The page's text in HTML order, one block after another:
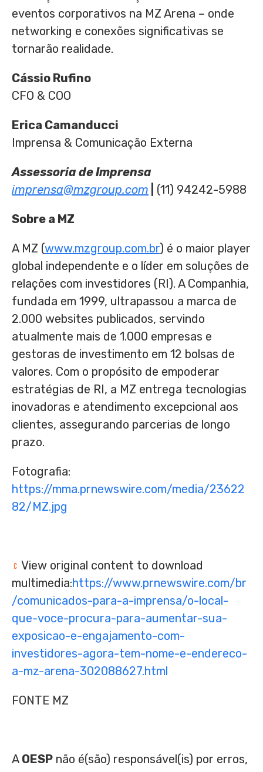
eventos corporativos na MZ Arena – onde
networking e conexões significativas se
tornarão realidade.
Cássio Rufino
CFO & COO
Erica Camanducci
Imprensa & Comunicação Externa
Assessoria de Imprensa
imprensa@mzgroup.com
(11) 94242-5988
Sobre a MZ
A MZ (www.mzgroup.com.br) é o maior player
global independente e o líder em soluções de
relações com investidores (RI). A Companhia,
fundada em 1999, ultrapassou a marca de
2.000 websites publicados, servindo
atualmente mais de 1.000 empresas e
gestoras de investimento em 12 bolsas de
valores. Com o propósito de empoderar
estratégias de RI, a MZ entrega tecnologias
inovadoras e atendimento excepcional aos
clientes, assegurando parcerias de longo
prazo.
Fotografia:
https://mma.prnewswire.com/media/23622
82/MZ.jpg
View original content to download
multimedia:https://www.prnewswire.com/br
/comunicados-para-a-imprensa/o-local-
que-voce-procura-para-aumentar-sua-
exposicao-e-engajamento-com-
investidores-agora-tem-nome-e-endereco-
a-mz-arena-302088627.html
FONTE MZ
A OESP não é(são) responsável(is) por erros,